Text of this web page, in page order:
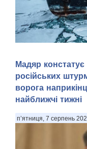
видобутку природних
Льодовитого океану,
шарами криги й
судноплавства, за
Мадяр констатує
російських
ворога
найближчі тижні
п’ятниця, 7 серпень